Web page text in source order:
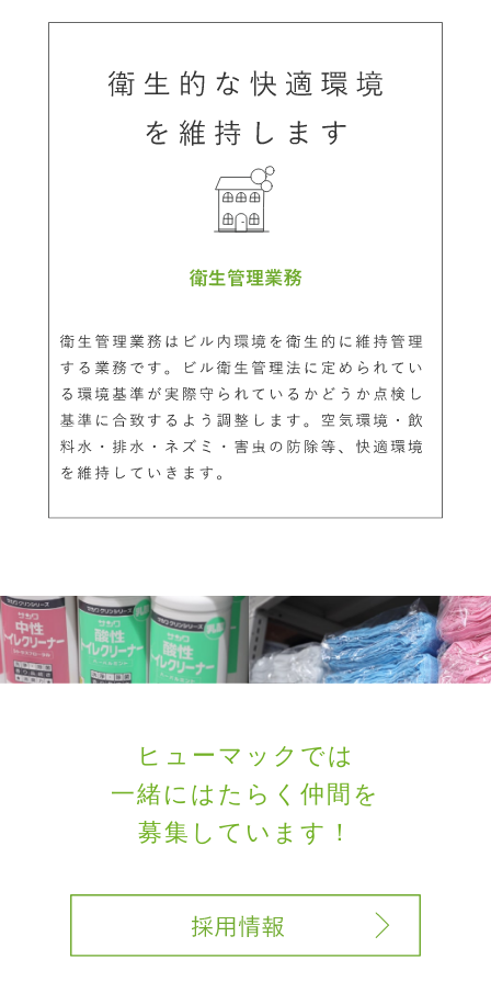
ヒューマックでは
一緒にはたらく 仲間を
募集しています！